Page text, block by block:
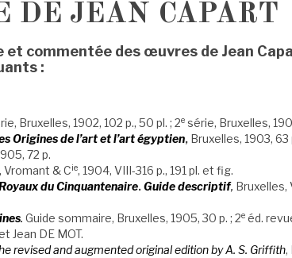
DE JEAN CAPART
commentée des œuvres de Jean
:
Bruxelles, 1902, 102 p., 50 pl. ; 2esérie, Bruxelles,
Origines de l’art et l’art égyptien,Bruxelles, 1903, 63
72 p.
Vromant & Cie, 1904, VIII-316 p., 191 pl. et fig.
du Cinquantenaire.Guide descriptif, Bruxelles,
. Guide sommaire, Bruxelles, 1905, 30 p. ; 2eéd.
Jean DE MOT.
revised and augmented original edition by A. S. Griffith,